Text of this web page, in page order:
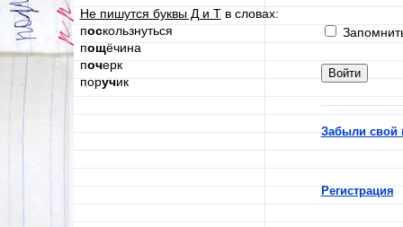
Не пишутся буквы Д и Тв словах:
поскользнуться
пощёчина
почерк
поручик
Забыли свой
Регистрация